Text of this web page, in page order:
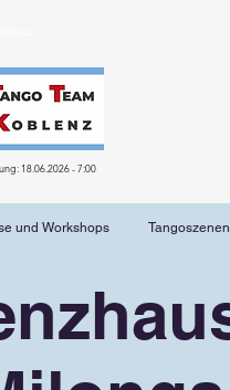
18.06.2026 - 7:00
und Workshops